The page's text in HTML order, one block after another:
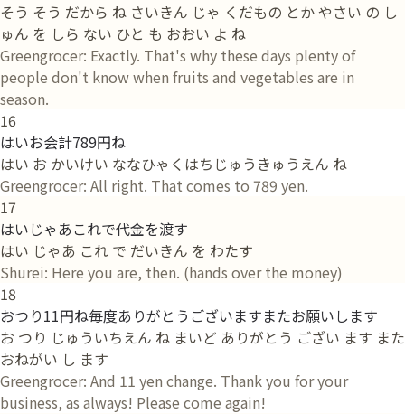
そう そう だから ね さいきん じゃ くだもの とか やさい の し
ゅん を しら ない ひと も おおい よ ね
Greengrocer: Exactly. That's why these days plenty of
people don't know when fruits and vegetables are in
season.
16
はいお会計789円ね
はい お かいけい ななひゃくはちじゅうきゅうえん ね
Greengrocer: All right. That comes to 789 yen.
17
はいじゃあこれで代金を渡す
はい じゃあ これ で だいきん を わたす
Shurei: Here you are, then. (hands over the money)
18
おつり11円ね毎度ありがとうございますまたお願いします
お つり じゅういちえん ね まいど ありがとう ござい ます また
おねがい し ます
Greengrocer: And 11 yen change. Thank you for your
business, as always! Please come again!